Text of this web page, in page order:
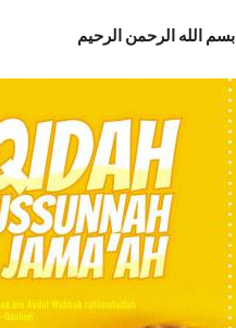
بسم الله الرحمن الرحيم